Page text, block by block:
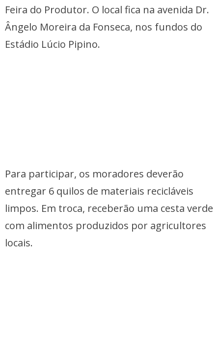
Feira do Produtor. O local fica na avenida Dr.
Ângelo Moreira da Fonseca, nos fundos do
Estádio Lúcio Pipino.
Para participar, os moradores deverão
entregar 6 quilos de materiais recicláveis
limpos. Em troca, receberão uma cesta verde
com alimentos produzidos por agricultores
locais.